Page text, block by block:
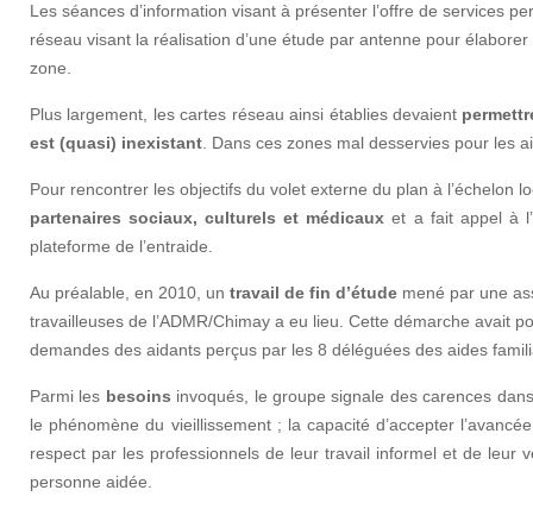
Les séances d’information visant à présenter l’offre de services
réseau visant la réalisation d’une étude par antenne pour
zone.
Plus largement, les cartes réseau ainsi établies devaient
est (quasi) inexistant . Dans ces zones mal desservies pour les
Pour rencontrer les objectifs du volet externe du plan à l’échelon
partenaires sociaux, culturels et médicaux et a fait appel à
plateforme de l’entraide.
Au préalable, en 2010, un travail de fin d’étude mené par une
travailleuses de l’ADMR/Chimay a eu lieu. Cette démarche avait
demandes des aidants perçus par les 8 déléguées des aides
Parmi les besoins invoqués, le groupe signale des carences
le phénomène du vieillissement ; la capacité d’accepter
respect par les professionnels de leur travail informel et de
personne aidée.